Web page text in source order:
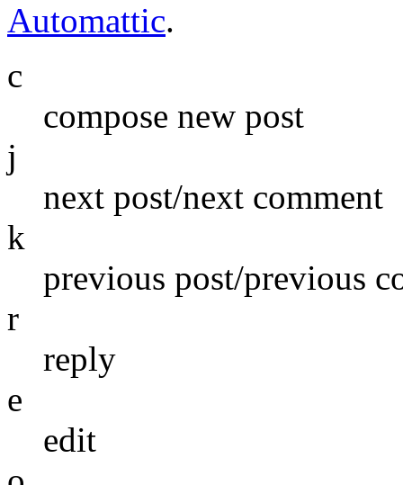
Automattic.
c
compose new post
j
next post/next comment
k
previous post/previous
r
reply
e
edit